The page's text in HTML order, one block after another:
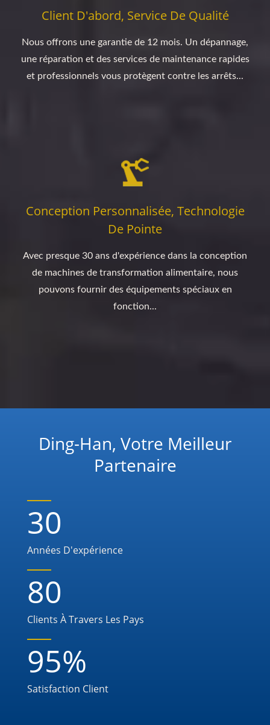
Client D'abord, Service De Qualité
Nous offrons une garantie de 12 mois. Un dépannage,
une réparation et des services de maintenance rapides
et professionnels vous protègent contre les arrêts...
Conception Personnalisée, Technologie
De Pointe
Avec presque 30 ans d'expérience dans la conception
de machines de transformation alimentaire, nous
pouvons fournir des équipements spéciaux en
fonction...
Ding-Han, Votre Meilleur
Partenaire
30
Années D'expérience
80
Clients À Travers Les Pays
95%
Satisfaction Client